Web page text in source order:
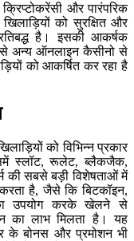
और पारंपरिक
को सुरक्षित और
है। इसकी आकर्षक
अन्य ऑनलाइन कैसीनो से
को आकर्षित कर रहा है
को विभिन्न प्रकार
स्लॉट, रूलेट, ब्लैकजैक,
की सबसे बड़ी विशेषताओं में
है, जैसे कि बिटकॉइन,
का उपयोग करके खेलने से
का लाभ मिलता है। यह
के बोनस और प्रमोशन भी